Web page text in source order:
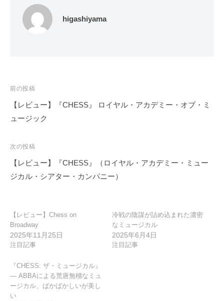
higashiyama
投
稿
ナ
ゲ
ー
シ
前の投稿
【レビュー】『CHESS』 ロイヤル・アカデミー・オブ・ミ
ュージック
次の投稿
【レビュー】『CHESS』（ロイヤル・アカデミー・ミュー
ジカル・シアター・カンパニー）
【レビュー】Chess on
Broadway
2025年11月25日
注目記事
冷戦の陰謀が詰め込まれた濃密
なミュージカル
2025年6月4日
注目記事
『CHESS: ザ・ミュージカル』
— ABBAによる荒唐無稽なミュ
ージカル、ばかばかしいが美し
い